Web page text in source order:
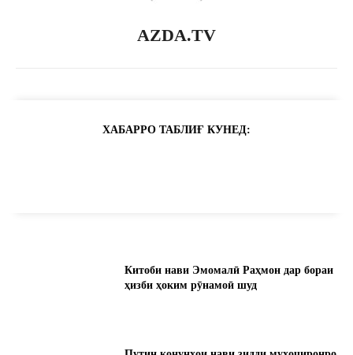
AZDA.TV
ХАБАРРО ТАБЛИҒ КУНЕД:
Китоби нави Эмомалӣ Раҳмон дар бораи
ҳизби ҳоким рӯнамоӣ шуд